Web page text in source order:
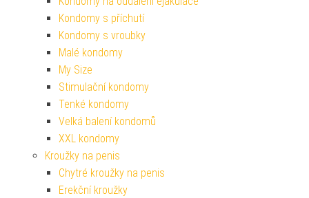
Kondomy s příchutí
Kondomy s vroubky
Malé kondomy
My Size
Stimulační kondomy
Tenké kondomy
Velká balení kondomů
XXL kondomy
Kroužky na penis
Chytré kroužky na penis
Erekční kroužky